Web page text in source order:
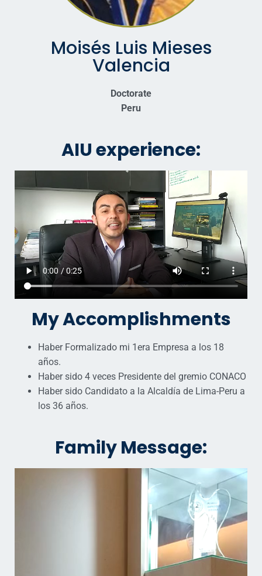
Moisés Luis Mieses
Valencia
Doctorate
Peru
AIU experience:
My Accomplishments
Haber Formalizado mi 1era Empresa a los 18
años.
Haber sido 4 veces Presidente del gremio CONACO
Haber sido Candidato a la Alcaldía de Lima-Peru a
los 36 años.
Family Message: